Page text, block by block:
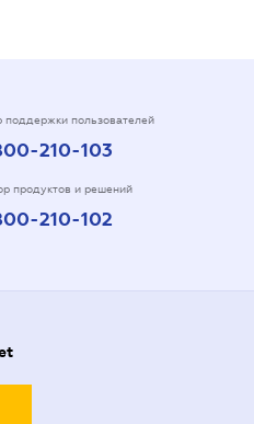
поддержки пользователей
210-103
продуктов и решений
210-102